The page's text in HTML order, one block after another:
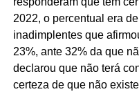
2022, o percentual era
inadimplentes que
23%, ante 32% da que
declarou que não terá
certeza de que não